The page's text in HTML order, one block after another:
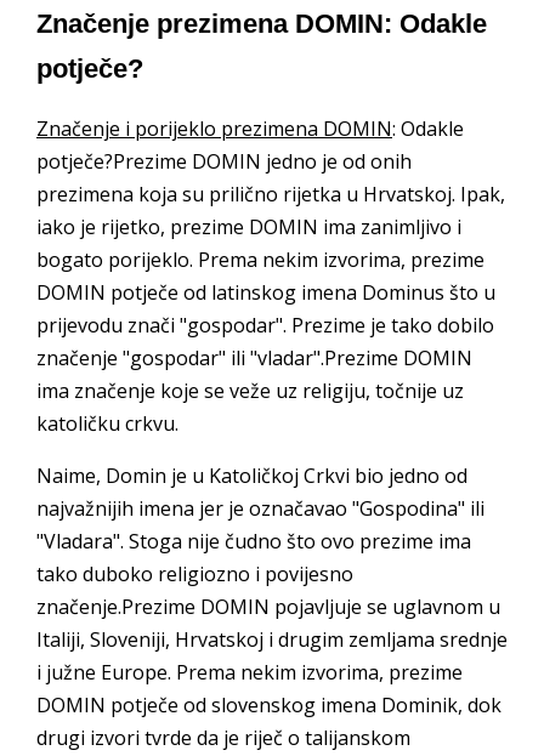
Značenje prezimena DOMIN: Odakle
potječe?
Značenje i porijeklo prezimena DOMIN: Odakle
potječe?Prezime DOMIN jedno je od onih
prezimena koja su prilično rijetka u Hrvatskoj. Ipak,
iako je rijetko, prezime DOMIN ima zanimljivo i
bogato porijeklo. Prema nekim izvorima, prezime
DOMIN potječe od latinskog imena Dominus što u
prijevodu znači "gospodar". Prezime je tako dobilo
značenje "gospodar" ili "vladar".Prezime DOMIN
ima značenje koje se veže uz religiju, točnije uz
katoličku crkvu.
Naime, Domin je u Katoličkoj Crkvi bio jedno od
najvažnijih imena jer je označavao "Gospodina" ili
"Vladara". Stoga nije čudno što ovo prezime ima
tako duboko religiozno i povijesno
značenje.Prezime DOMIN pojavljuje se uglavnom u
Italiji, Sloveniji, Hrvatskoj i drugim zemljama srednje
i južne Europe. Prema nekim izvorima, prezime
DOMIN potječe od slovenskog imena Dominik, dok
drugi izvori tvrde da je riječ o talijanskom